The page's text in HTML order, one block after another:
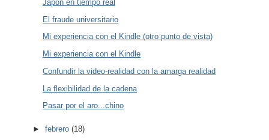
Japón en tiempo real
El fraude universitario
Mi experiencia con el Kindle (otro punto de vista)
Mi experiencia con el Kindle
Confundir la video-realidad con la amarga realidad
La flexibilidad de la cadena
Pasar por el aro...chino
►febrero(18)